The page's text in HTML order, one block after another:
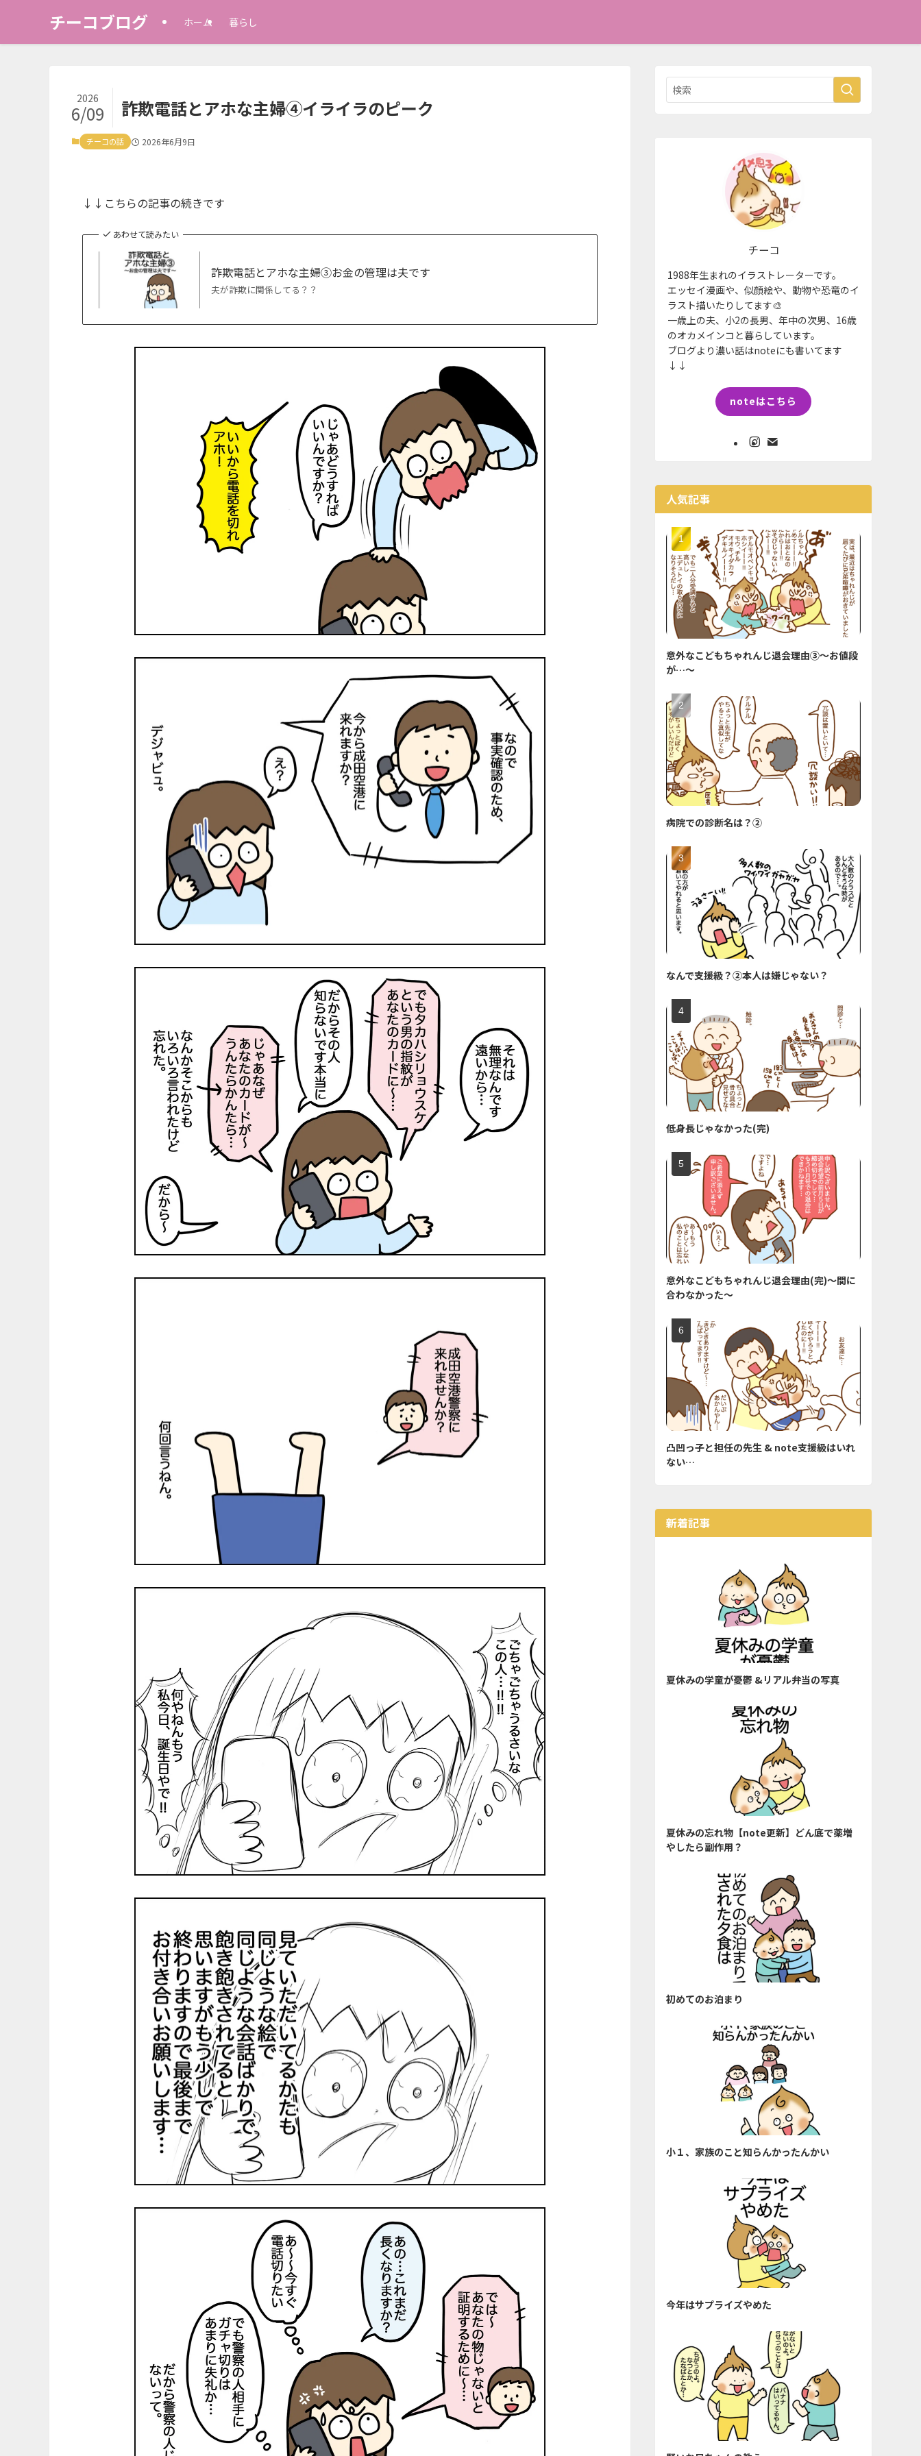
チーコブログ ホーム 暮らし
詐欺電話とアホな主婦④イライラのピーク
2026
6/09
チーコの話 2026年6月9日
↓↓こちらの記事の続きです
あわせて読みたい
詐欺電話とアホな主婦③お金の管理は夫です
夫が詐欺に関係してる？？
チーコ
1988年生まれのイラストレーターです。
エッセイ漫画や、似顔絵や、動物や恐竜のイ
ラスト描いたりしてます🎨
一歳上の夫、小2の長男、年中の次男、16歳
のオカメインコと暮らしています。
ブログより濃い話はnoteにも書いてます
↓↓
noteはこちら
人気記事
意外なこどもちゃれんじ退会理由③〜お値段
が…〜
病院での診断名は？②
なんで支援級？②本人は嫌じゃない？
低身長じゃなかった(完)
意外なこどもちゃれんじ退会理由(完)〜間に
合わなかった〜
凸凹っ子と担任の先生 & note支援級はいれ
ない…
新着記事
夏休みの学童が憂鬱 &リアル弁当の写真
夏休みの忘れ物【note更新】どん底で薬増
やしたら副作用？
初めてのお泊まり
小１、家族のこと知らんかったんかい
今年はサプライズやめた